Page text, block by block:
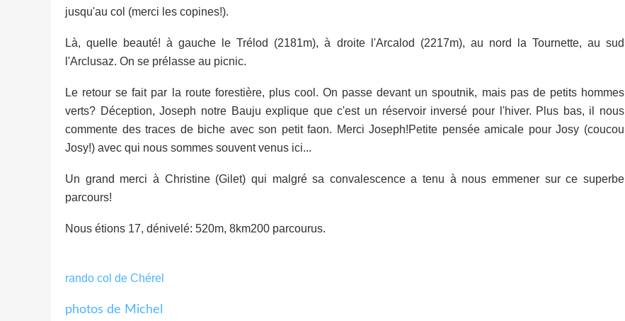
jusqu'au col (merci les copines!).
Là, quelle beauté! à gauche le Trélod (2181m), à droite l'Arcalod (2217m), au nord la Tournette, au sud
l'Arclusaz. On se prélasse au picnic.
Le retour se fait par la route forestière, plus cool. On passe devant un spoutnik, mais pas de petits hommes
verts? Déception, Joseph notre Bauju explique que c'est un réservoir inversé pour l'hiver. Plus bas, il nous
commente des traces de biche avec son petit faon. Merci Joseph!Petite pensée amicale pour Josy (coucou
Josy!) avec qui nous sommes souvent venus ici...
Un grand merci à Christine (Gilet) qui malgré sa convalescence a tenu à nous emmener sur ce superbe
parcours!
Nous étions 17, dénivelé: 520m, 8km200 parcourus.
rando col de Chérel
photos de Michel